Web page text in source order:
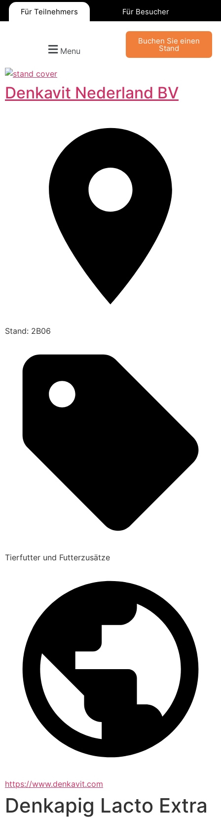
Für Teilnehmers Für Besucher
Menu
Buchen Sie einen
Stand
Denkavit Nederland BV
Stand: 2B06
Tierfutter und Futterzusätze
https://www.denkavit.com
Denkapig Lacto Extra